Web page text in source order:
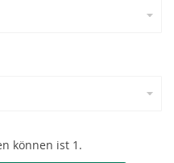
können ist 1.